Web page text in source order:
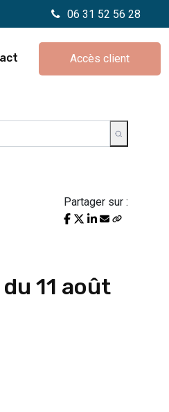
06 31 52 56 28
Accès client
Partager sur :
11 août